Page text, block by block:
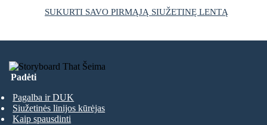
SUKURTI SAVO PIRMĄJĄ SIUŽETINĘ LENTĄ
Padėti
Pagalba ir DUK
Siužetinės linijos kūrėjas
Kaip spausdinti